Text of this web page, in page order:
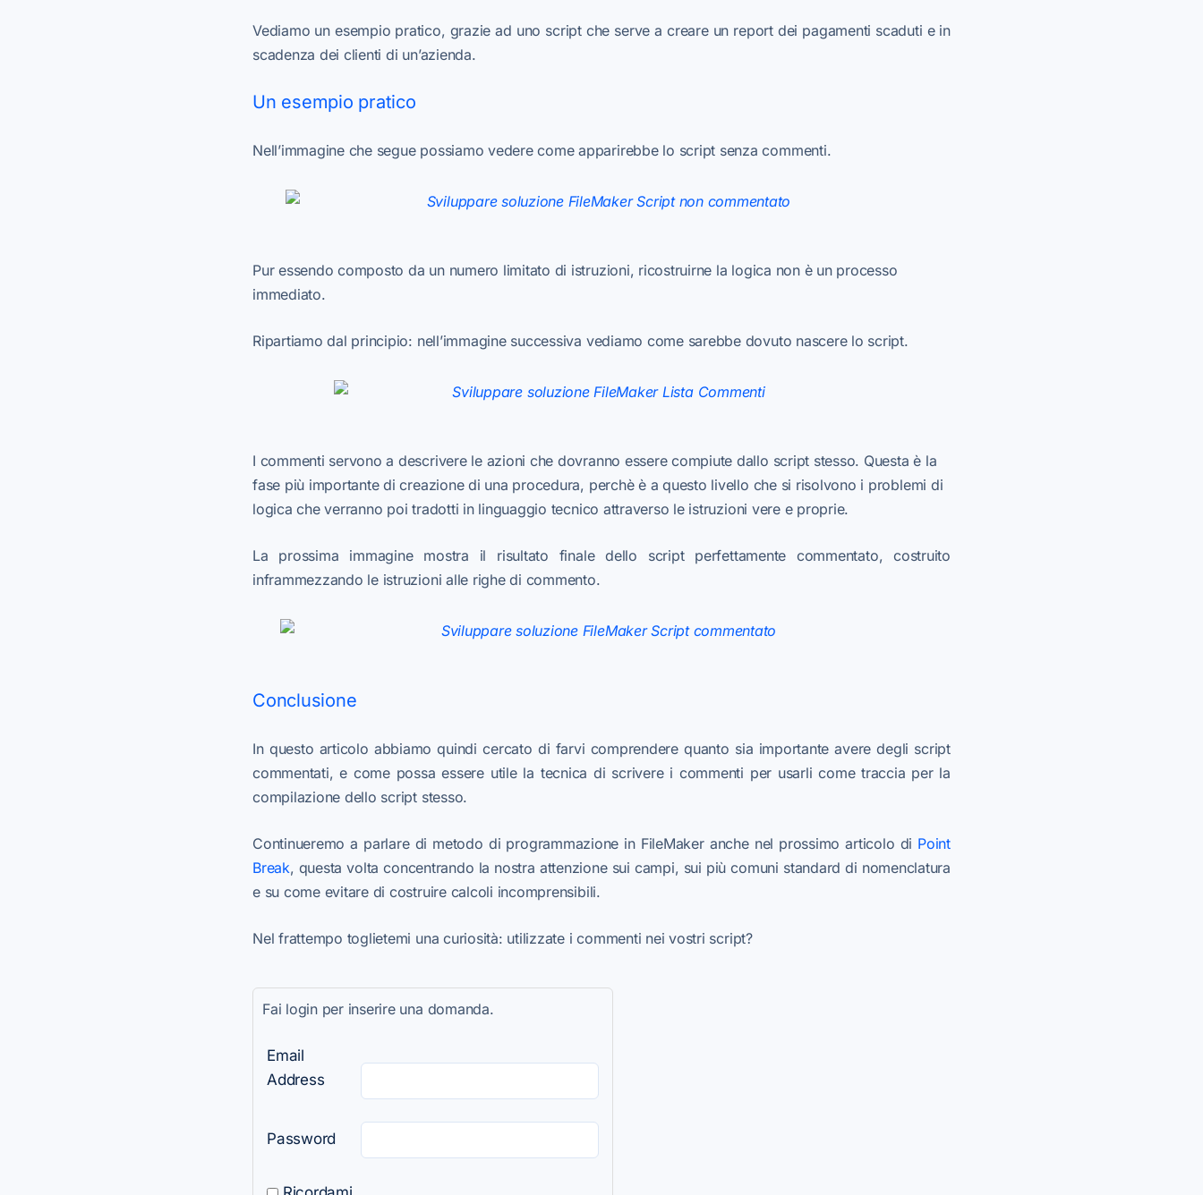
Vediamo un esempio pratico, grazie ad uno script che serve a creare un report dei pagamenti scaduti e in
scadenza dei clienti di un’azienda.
Un esempio pratico
Nell’immagine che segue possiamo vedere come apparirebbe lo script senza commenti.
Pur essendo composto da un numero limitato di istruzioni, ricostruirne la logica non è un processo
immediato.
Ripartiamo dal principio: nell’immagine successiva vediamo come sarebbe dovuto nascere lo script.
I commenti servono a descrivere le azioni che dovranno essere compiute dallo script stesso. Questa è la
fase più importante di creazione di una procedura, perchè è a questo livello che si risolvono i problemi di
logica che verranno poi tradotti in linguaggio tecnico attraverso le istruzioni vere e proprie.
La prossima immagine mostra il risultato finale dello script perfettamente commentato, costruito
inframmezzando le istruzioni alle righe di commento.
Conclusione
In questo articolo abbiamo quindi cercato di farvi comprendere quanto sia importante avere degli script
commentati, e come possa essere utile la tecnica di scrivere i commenti per usarli come traccia per la
compilazione dello script stesso.
Continueremo a parlare di metodo di programmazione in FileMaker anche nel prossimo articolo di Point
Break, questa volta concentrando la nostra attenzione sui campi, sui più comuni standard di nomenclatura
e su come evitare di costruire calcoli incomprensibili.
Nel frattempo toglietemi una curiosità: utilizzate i commenti nei vostri script?
Fai login per inserire una domanda.
Email
Address
Password